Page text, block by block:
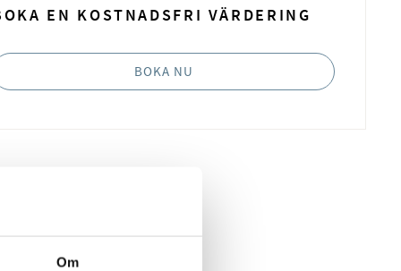
Om
EN KOSTNADSFRI VÄRDERING
BOKA NU